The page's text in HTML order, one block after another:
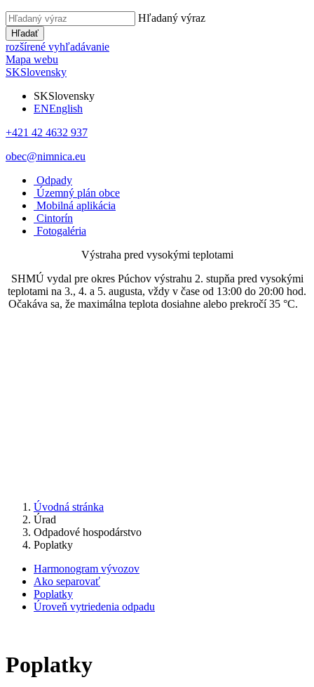
Hľadaný výraz
Hľadať
rozšírené vyhľadávanie
Mapa webu
SKSlovensky
SKSlovensky
ENEnglish
+421 42 4632 937
obec@nimnica.eu
Odpady
Územný plán obce
Mobilná aplikácia
Cintorín
Fotogaléria
Výstraha pred vysokými teplotami
SHMÚ vydal pre okres Púchov výstrahu 2. stupňa pred vysokými
teplotami na 3., 4. a 5. augusta, vždy v čase od 13:00 do 20:00 hod.
Očakáva sa, že maximálna teplota dosiahne alebo prekročí 35 °C.
Úvodná stránka
Úrad
Odpadové hospodárstvo
Poplatky
Harmonogram vývozov
Ako separovať
Poplatky
Úroveň vytriedenia odpadu
Poplatky